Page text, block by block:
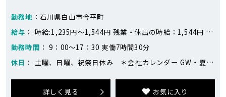
勤務地 ：石川県白山市今平町
給与 ： 時給:1,235円～1,544円 残業・休出の時給：1,544円 月収例:18万円～19万円 ※192,970円（20日勤務、残業5時間の場合） 1,235円×7時間30分×20日＝185,250円 1,544円(残業時給)×5時間＝7,720円 ※目安となります。
勤務時間 ： 9：00～17：30 実働7時間30分
休日 ： 土曜、日曜、祝祭日休み ＊会社カレンダー GW・夏季・年末年始休暇あり
詳しく見る お気に入り